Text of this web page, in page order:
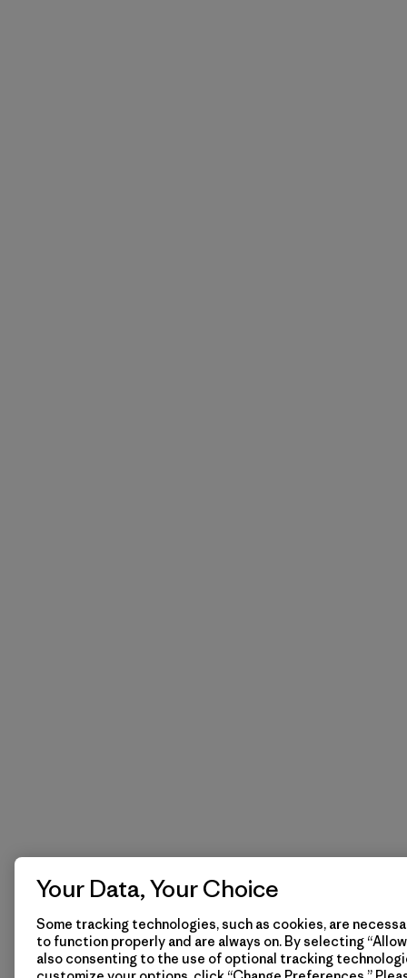
Your Data, Your Choice
Some tracking technologies, such as cookies, are
to function properly and are always on. By selecting “Allow
also consenting to the use of optional tracking